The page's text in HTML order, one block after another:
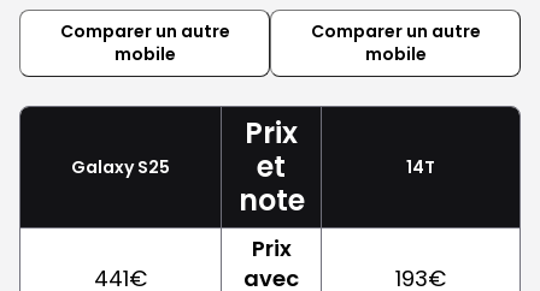
Comparer un autre
mobile
Comparer un autre
mobile
Galaxy S25
Prix
et
note
14T
441€
Prix
avec
193€